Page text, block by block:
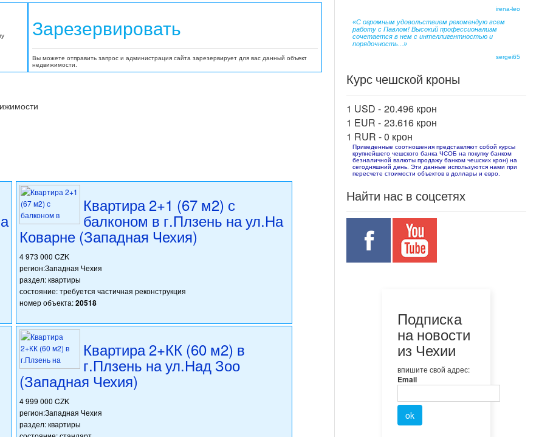
Зарезервировать
Вы можете отправить запрос и администрация сайта зарезервирует для вас данный объект
недвижимости.
Квартира 2+1 (67 м2) с
балконом в г.Плзень на ул.На
Коварне (Западная Чехия)
4 973 000 CZK
регион:Западная Чехия
раздел: квартиры
состояние: требуется частичная реконструкция
номер объекта:20518
Квартира 2+КК (60 м2) в
г.Плзень на ул.Над Зоо
(Западная Чехия)
4 999 000 CZK
регион:Западная Чехия
раздел: квартиры
irena-leo
«С огромным удовольствием рекомендую всем
работу с Павлом! Высокий профессионализм
сочетается в нем с интеллигентностью и
порядочность...»
sergei65
Курс чешской кроны
1 USD - 20.496 крон
1 EUR - 23.616 крон
1 RUR -0 крон
Приведенные соотношения представляют собой курсы
крупнейшего чешского банка ЧСОБ на покупку банком
безналичной валюты продажу банком чешских крон) на
сегодняшний день. Эти данные используются нами при
пересчете стоимости объектов в доллары и евро.
Найти нас в соцсетях
Подписка
на новости
из Чехии
впишите свой адрес:
Email